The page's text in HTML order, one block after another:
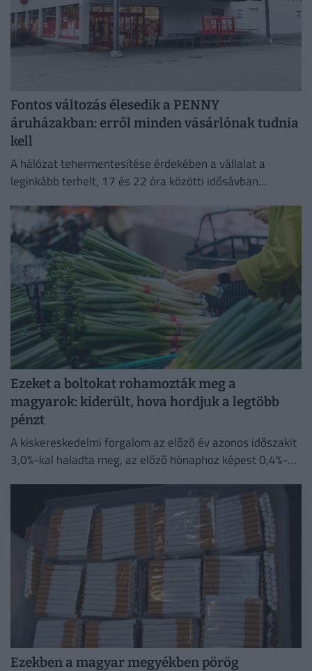
Fontos változás élesedik a PENNY
áruházakban: erről minden vásárlónak tudnia
kell
A hálózat tehermentesítése érdekében a vállalat a
leginkább terhelt, 17 és 22 óra közötti idősávban
Ezeket a boltokat rohamozták meg a
magyarok: kiderült, hova hordjuk a legtöbb
pénzt
A kiskereskedelmi forgalom az előző év azonos időszakit
3,0%-kal haladta meg, az előző hónaphoz képest 0,4%-
Ezekben a magyar megyékben pörög